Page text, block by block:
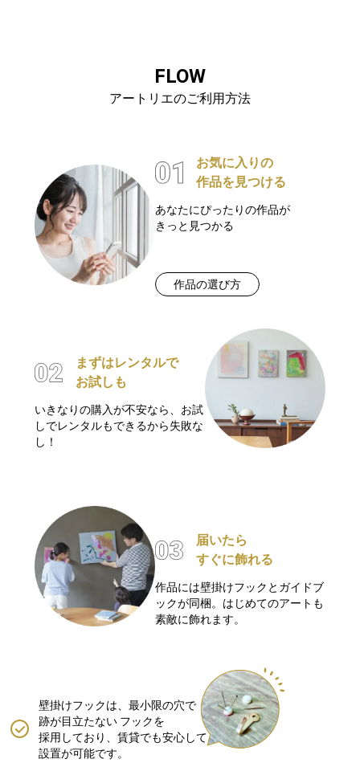
FLOW
アートリエのご利用方法
お気に入りの
作品を見つける
あなたにぴったりの作品が
きっと見つかる
作品の選び方
まずはレンタルで
お試しも
いきなりの購入が不安なら、お試
しでレンタルもできるから失敗な
し！
届いたら
すぐに飾れる
作品には壁掛けフックとガイドブ
ックが同梱。はじめてのアートも
素敵に飾れます。
壁掛けフックは、最小限の穴で
跡が目立たない フックを
採用しており、賃貸でも安心して
設置が可能です。